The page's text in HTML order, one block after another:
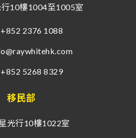
10樓1004至1005室
+852 2376 1088
+852 5268 8329
移民部
光行10樓1022室